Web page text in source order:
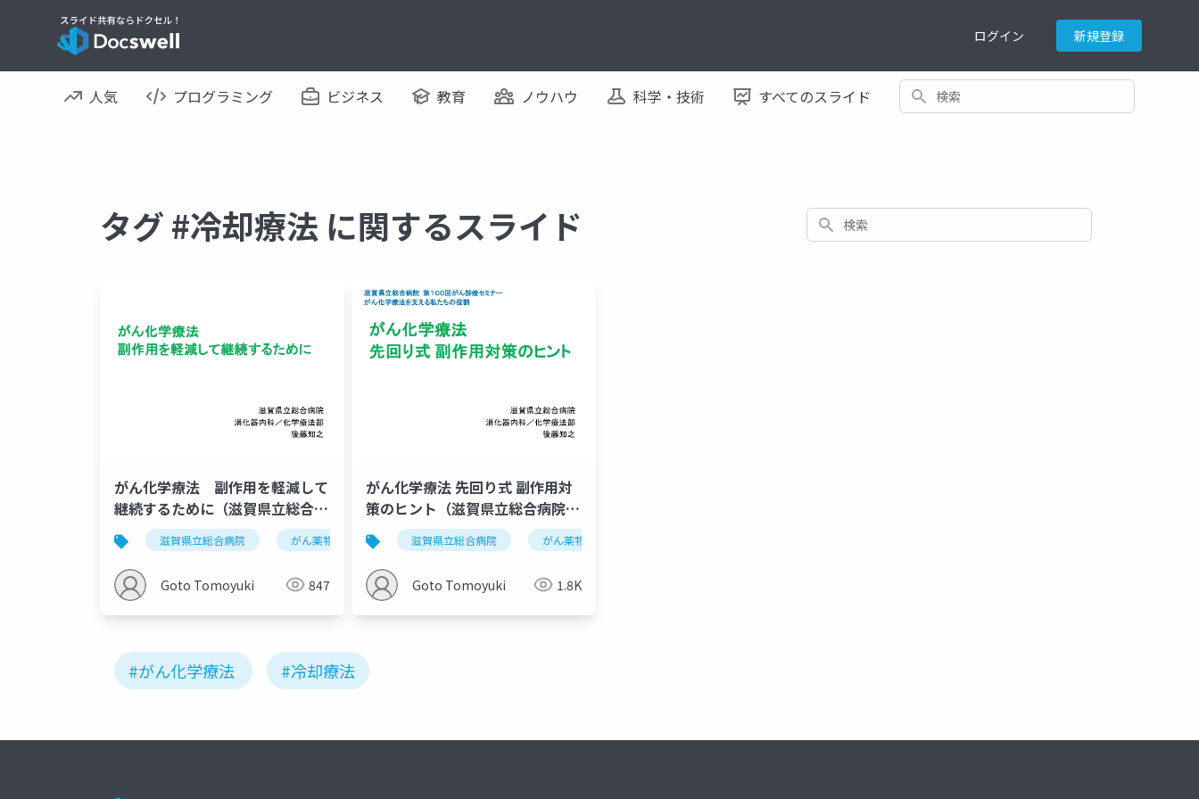
ログイン 新規登録
人気 プログラミング ビジネス 教育 ノウハウ 科学・技術 すべてのスライド 検索
タグ #冷却療法 に関するスライド 検索
がん化学療法 副作用を軽減して
継続するために（滋賀県立総合病
院まなびや2018）
滋賀県立総合病院 がん薬物療法 化学療法
Goto Tomoyuki 847
がん化学療法 先回り式 副作用対
策のヒント（滋賀県立総合病院が
ん診療セミナー）20180524
滋賀県立総合病院 がん薬物療法
Goto Tomoyuki 1.8K
#がん化学療法 #冷却療法